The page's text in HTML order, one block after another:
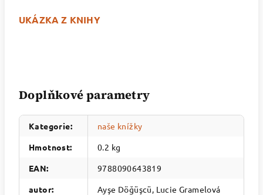
UKÁZKA Z KNIHY
Doplňkové parametry
Kategorie:
naše knížky
Hmotnost:
0.2 kg
EAN:
9788090643819
autor:
Ayşe Döğüşcü, Lucie Gramelová